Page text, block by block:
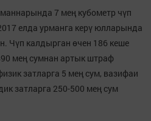
7 мең кубометр чүп
елда урманга керү юлларында
Чүп калдырган өчен 186 кеше
мең сумнан артык штраф
затларга 5 мең сум, вазифаи
затларга 250-500 мең сум